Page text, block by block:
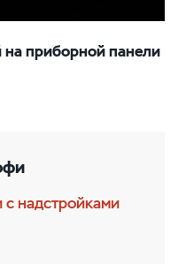
приборной панели
надстройками